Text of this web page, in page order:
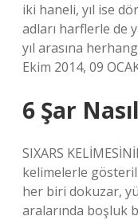
iki haneli, yıl ise
adları harflerle de
yıl arasına
Ekim 2014, 09
6 Şar
SIXARS
kelimelerle
her biri dokuzar,
aralarında boşluk